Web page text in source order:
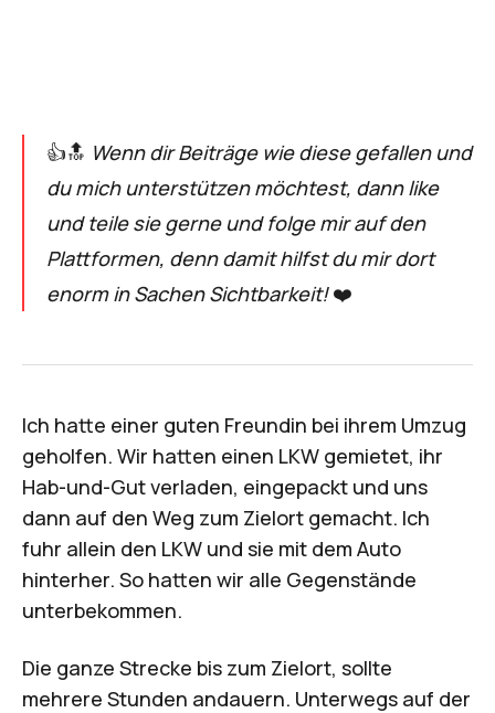
👍🔝 Wenn dir Beiträge wie diese gefallen und
du mich unterstützen möchtest, dann like
und teile sie gerne und folge mir auf den
Plattformen, denn damit hilfst du mir dort
enorm in Sachen Sichtbarkeit!❤️
Ich hatte einer guten Freundin bei ihrem Umzug
geholfen. Wir hatten einen LKW gemietet, ihr
Hab-und-Gut verladen, eingepackt und uns
dann auf den Weg zum Zielort gemacht. Ich
fuhr allein den LKW und sie mit dem Auto
hinterher. So hatten wir alle Gegenstände
unterbekommen.
Die ganze Strecke bis zum Zielort, sollte
mehrere Stunden andauern. Unterwegs auf der